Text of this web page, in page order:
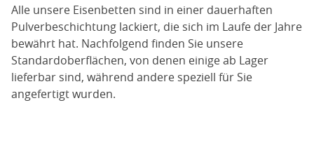
Alle unsere Eisenbetten sind in einer dauerhaften
Pulverbeschichtung lackiert, die sich im Laufe der Jahre
bewährt hat. Nachfolgend finden Sie unsere
Standardoberflächen, von denen einige ab Lager
lieferbar sind, während andere speziell für Sie
angefertigt wurden.